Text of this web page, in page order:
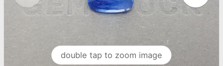
double tap to zoom image